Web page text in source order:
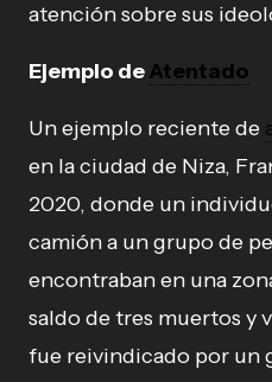
atención sobre sus
Ejemplo deAtentado
Un ejemplo reciente de
en la ciudad de Niza,
2020, donde un
camión a un grupo de
encontraban en una
saldo de tres muertos y
fue reivindicado por un